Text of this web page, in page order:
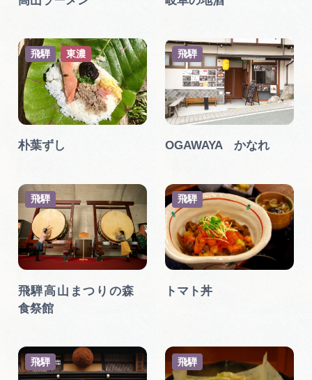
朴葉ずし
飛騨 東濃
OGAWAYA かなれ
飛騨
飛騨高山まつりの森
食祭館
飛騨
トマト丼
飛騨
飛騨 飛騨